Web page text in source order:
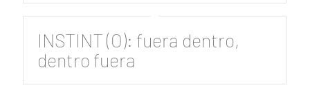
INSTINT (O): fuera dentro,
dentro fuera